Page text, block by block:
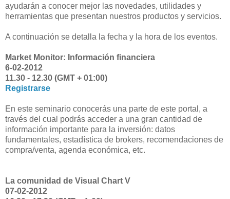
ayudarán a conocer mejor las novedades, utilidades y
herramientas que presentan nuestros productos y servicios.
A continuación se detalla la fecha y la hora de los eventos.
Market Monitor: Información financiera
6-02-2012
11.30 - 12.30 (GMT + 01:00)
Registrarse
En este seminario conocerás una parte de este portal, a
través del cual podrás acceder a una gran cantidad de
información importante para la inversión: datos
fundamentales, estadística de brokers, recomendaciones de
compra/venta, agenda económica, etc.
La comunidad de Visual Chart V
07-02-2012